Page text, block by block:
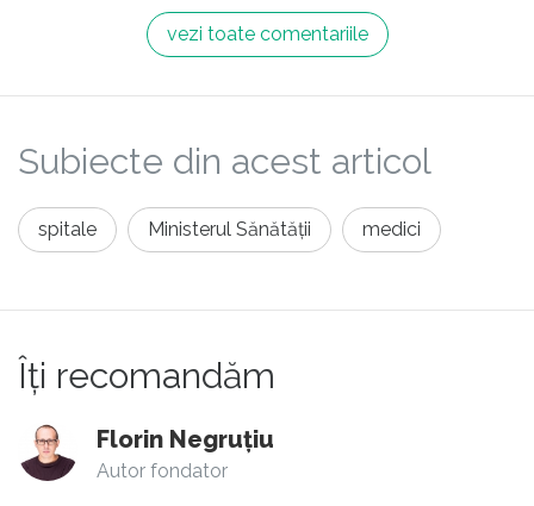
vezi toate comentariile
Subiecte din acest articol
spitale Ministerul Sănătății medici
Îți recomandăm
Florin Negruțiu
Autor fondator